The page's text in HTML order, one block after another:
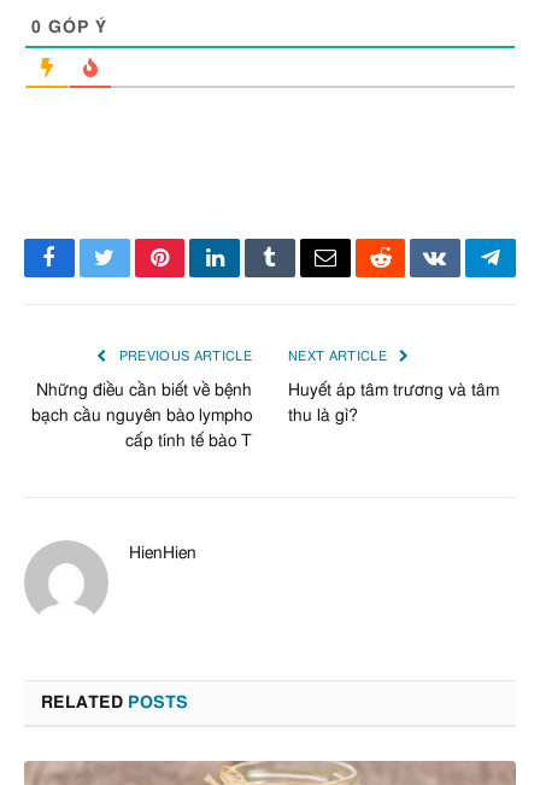
0 GÓP Ý
Facebook
TwitterPinterestLinkedInTumblrEmailRedditVKontakte
PREVIOUS ARTICLE
Những điều cần biết về bệnh
bạch cầu nguyên bào lympho
cấp tính tế bào T
NEXT ARTICLE
Huyết áp tâm trương và tâm
thu là gì?
HienHien
RELATED POSTS